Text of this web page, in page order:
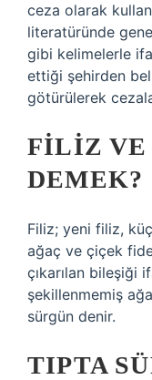
ceza olarak
literatüründe
gibi kelimelerle
ettiği şehirden
götürülerek
FILIZ VE
DEMEK?
Filiz; yeni filiz,
ağaç ve çiçek
çıkarılan bileşiği
şekillenmemiş
sürgün denir.
TIPTA